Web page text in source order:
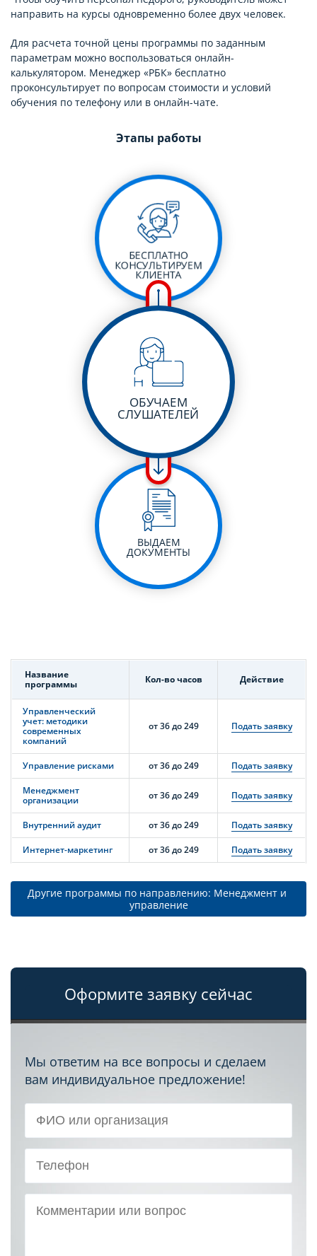
направить на курсы одновременно более двух человек.
Для расчета точной цены программы по заданным
параметрам можно воспользоваться онлайн-
калькулятором. Менеджер «РБК» бесплатно
проконсультирует по вопросам стоимости и условий
обучения по телефону или в онлайн-чате.
Этапы работы
БЕСПЛАТНО
КОНСУЛЬТИРУЕМ
КЛИЕНТА
ОБУЧАЕМ
СЛУШАТЕЛЕЙ
ВЫДАЕМ
ДОКУМЕНТЫ
Название
программы
Кол-во часов Действие
Управленческий
учет: методики
современных
компаний
от 36 до 249 Подать заявку
Управление рисками от 36 до 249 Подать заявку
Менеджмент
организации
от 36 до 249 Подать заявку
Внутренний аудит от 36 до 249 Подать заявку
Интернет-маркетинг от 36 до 249 Подать заявку
Другие программы по направлению: Менеджмент и
управление
Оформите заявку сейчас
Мы ответим на все вопросы и сделаем
вам индивидуальное предложение!